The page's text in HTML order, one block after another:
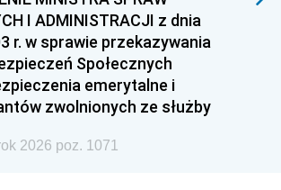
1953 1952
1950 1949
1947 1946
1937
I ADMINISTRACJI z dnia
r. w sprawie przekazywania
Społecznych
emerytalne i
zwolnionych ze służby
2026 poz. 1071